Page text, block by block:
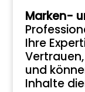
Marken-
Ihre
und
Inhalte